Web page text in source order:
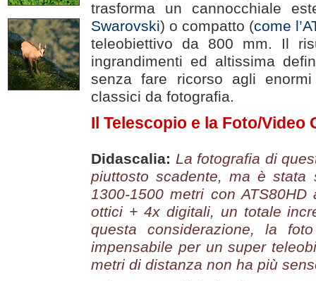
trasforma un cannocchiale
Swarovski) o compatto (come
teleobiettivo da 800 mm. Il
ingrandimenti ed altissima
senza fare ricorso agli
classici da fotografia.
Il Telescopio e la Foto/Video
Didascalia: La fotografia di
piuttosto scadente, ma è
1300-1500 metri con
ottici + 4x digitali, un totale
questa considerazione, la
impensabile per un super
metri di distanza non ha più